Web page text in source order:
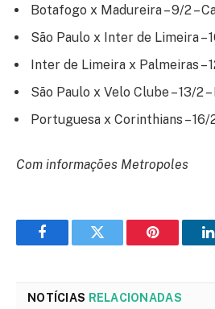
Botafogo x Madureira – 9/2 –
São Paulo x Inter de Limeira –
Inter de Limeira x Palmeiras –
São Paulo x Velo Clube – 13/2
Portuguesa x Corinthians – 16/
Com informações Metropoles
FacebookTwitter Pinterest
NOTÍCIAS RELACIONADAS